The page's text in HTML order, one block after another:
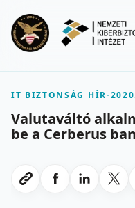
IT BIZTONSÁG HÍR-
Valutaváltó
be a Cerberus
Link masolasa
Megosztas